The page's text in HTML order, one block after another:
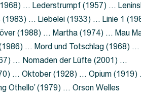
… Lederstrumpf (1957) …
… Liebelei (1933) … Linie 1
(1988) … Martha (1974) … Mau
… Mord und Totschlag (1968) …
… Nomaden der Lüfte (2001) …
… Oktober (1928) … Opium (1919)
Othello’ (1979) … Orson Welles